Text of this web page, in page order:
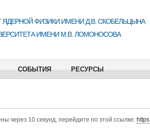
ФИЗИКИ ИМЕНИ Д.В. СКОБЕЛЬЦЫНА
ИМЕНИ М.В. ЛОМОНОСОВА
СОБЫТИЯ РЕСУРСЫ
через 10 секунд, перейдите по этой ссылке: